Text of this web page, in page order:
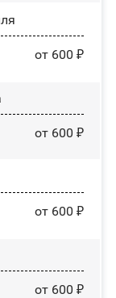
от 600 ₽
от 600 ₽
от 600 ₽
от 600 ₽